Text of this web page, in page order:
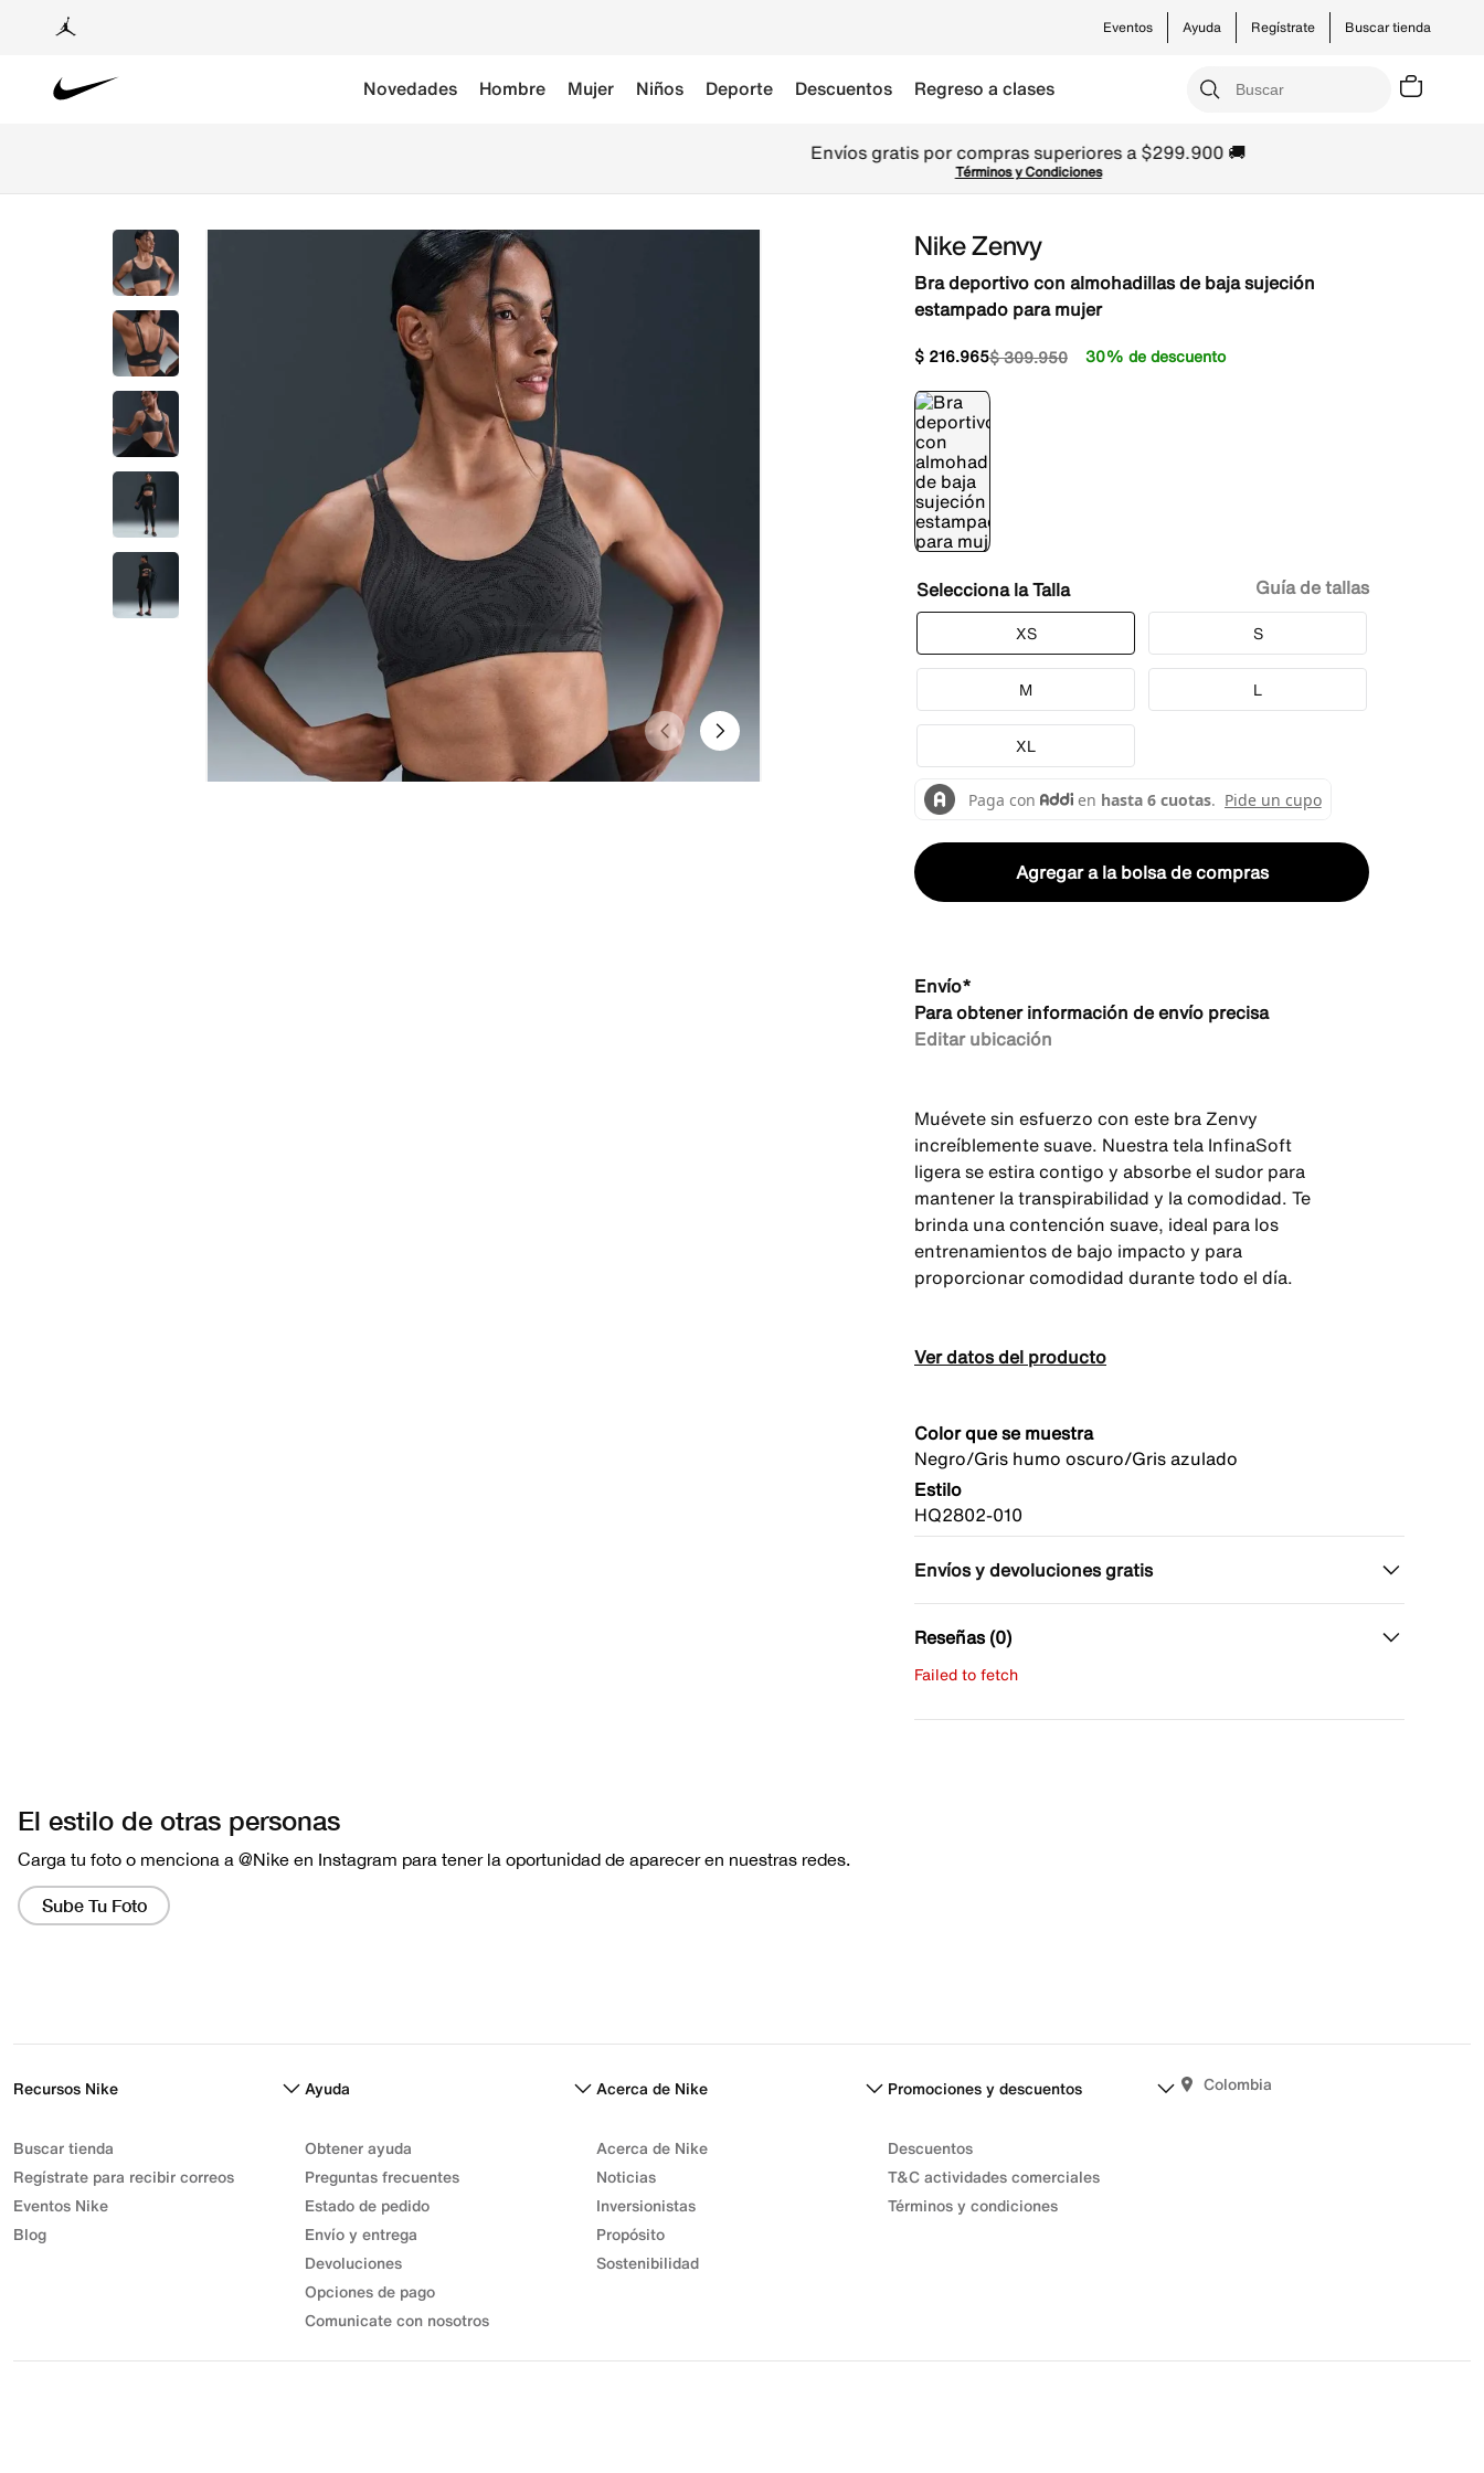
Buscar tienda
Ayuda Regístrate
Eventos
Novedades Hombre Mujer Niños Deporte Descuentos Regreso a clases
Envíos gratis por compras superiores a $299.900 🚚
Nike Zenvy
Bra deportivo con almohadillas de baja sujeción
estampado para mujer
$309.950
$ 216.965 30% de descuento
Talla
XS S
M L
XL
Guía de tallas
Agregar a la bolsa de compras
Envío*
Para obtener información de envío precisa
Editar ubicación
Muévete sin esfuerzo con este bra Zenvy
increíblemente suave. Nuestra tela InfinaSoft
ligera se estira contigo y absorbe el sudor para
mantener la transpirabilidad y la comodidad. Te
brinda una contención suave, ideal para los
entrenamientos de bajo impacto y para
proporcionar comodidad durante todo el día.
Ver datos del producto
Color que se muestra
Negro/Gris humo oscuro/Gris azulado
Estilo
HQ2802-010
Envíos y devoluciones gratis
Reseñas (0)
Failed to fetch
Recursos Nike
Buscar tienda
Regístrate para recibir correos
Eventos Nike
Blog
Ayuda
Obtener ayuda
Preguntas frecuentes
Estado de pedido
Envío y entrega
Devoluciones
Opciones de pago
Comunicate con nosotros
Acerca de Nike
Acerca de Nike
Noticias
Inversionistas
Propósito
Sostenibilidad
Promociones y descuentos
Descuentos
T&C actividades comerciales
Términos y condiciones
Colombia